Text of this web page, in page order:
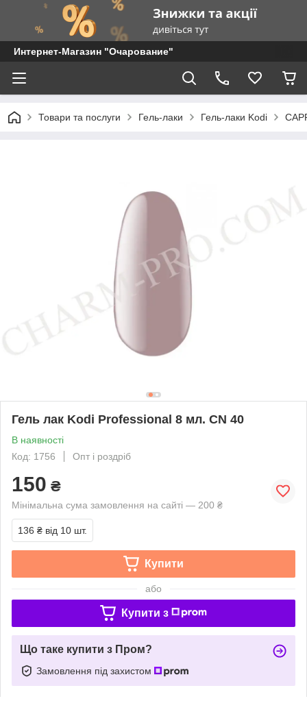
Интернет-Магазин "Очарование"
Товари та послуги Гель-лаки Гель-лаки Kodi
Гель лак Kodi Professional 8 мл. CN 40
В наявності
Код: 1756
Опт і роздріб
150 ₴
Мінімальна сума замовлення на сайті — 200 ₴
136 ₴ від 10 шт.
Купити
або
Купити з
Що таке купити з Пром?
Замовлення під захистом